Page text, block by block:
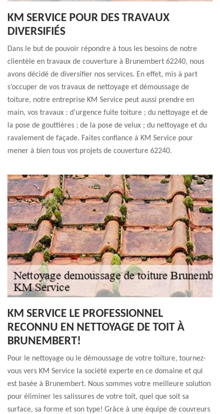
KM SERVICE POUR DES TRAVAUX
DIVERSIFIÉS
Dans le but de pouvoir répondre à tous les besoins de notre
clientèle en travaux de couverture à Brunembert 62240, nous
avons décidé de diversifier nos services. En effet, mis à part
s’occuper de vos travaux de nettoyage et démoussage de
toiture, notre entreprise KM Service peut aussi prendre en
main, vos travaux : d’urgence fuite toiture ; du nettoyage et de
la pose de gouttières ; de la pose de velux ; du nettoyage et du
ravalement de façade. Faites confiance à KM Service pour
mener à bien tous vos projets de couverture 62240.
KM SERVICE LE PROFESSIONNEL
RECONNU EN NETTOYAGE DE TOIT À
BRUNEMBERT!
Pour le nettoyage ou le démoussage de votre toiture, tournez-
vous vers KM Service la société experte en ce domaine et qui
est basée à Brunembert. Nous sommes votre meilleure solution
pour éliminer les salissures de votre toit, quel que soit sa
surface, sa forme et son type! Grâce à une équipe de couvreurs